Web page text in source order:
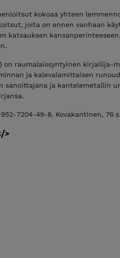
kokoaa yhteen
joita on ennen vanhaan
katsauksen
on raumalaissyntyinen kirjailija-
ja kalevalamittaisen
sanoittajana ja kantelemetallin
7204-49-8. Kovakantinen, 76